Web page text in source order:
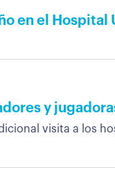
en el Hospital
y
visita a los